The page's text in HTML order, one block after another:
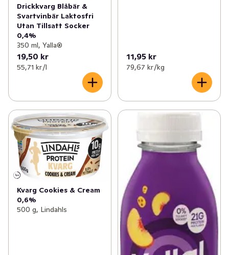
Drickkvarg Blåbär &
Svartvinbär Laktosfri
Utan Tillsatt Socker
0,4%
350 ml, Yalla®
19,50 kr
55,71 kr /l
11,95 kr
79,67 kr /kg
Kvarg Cookies & Cream
0,6%
500 g, Lindahls